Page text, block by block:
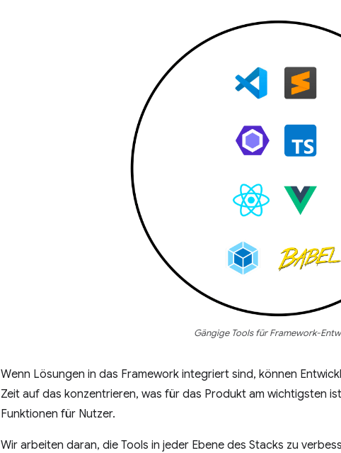
Gängige Tools für Framework-
Wenn Lösungen in das Framework integriert sind, können
Zeit auf das konzentrieren, was für das Produkt am wichtigsten
Funktionen für Nutzer.
Wir arbeiten daran, die Tools in jeder Ebene des Stacks zu